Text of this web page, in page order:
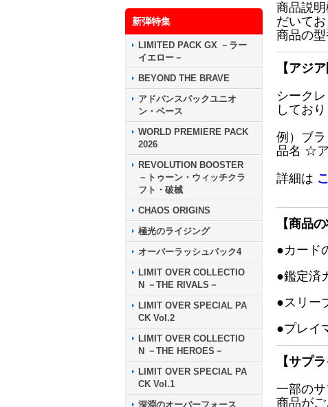
新弾特集
LIMITED PACK GX －ラー
イエロー－
BEYOND THE BRAVE
アドバンスパックユニオ
ン・ベース
WORLD PREMIERE PACK
2026
REVOLUTION BOOSTER
－トゥーン・ウィッチクラ
フト・破械
CHAOS ORIGINS
極光のライジング
オーバーラッシュパック4
LIMIT OVER COLLECTIO
N －THE RIVALS－
LIMIT OVER SPECIAL PA
CK Vol.2
LIMIT OVER COLLECTIO
N －THE HEROES－
LIMIT OVER SPECIAL PA
CK Vol.1
深淵のオーバーフォース
商品説
だいて
商品の
【アジ
シーク
しており
例）ブ
品名 ☆
詳細は
【商品
●カード
●鑑定済
●スリー
●プレイ
【サプ
一部の
商品がご